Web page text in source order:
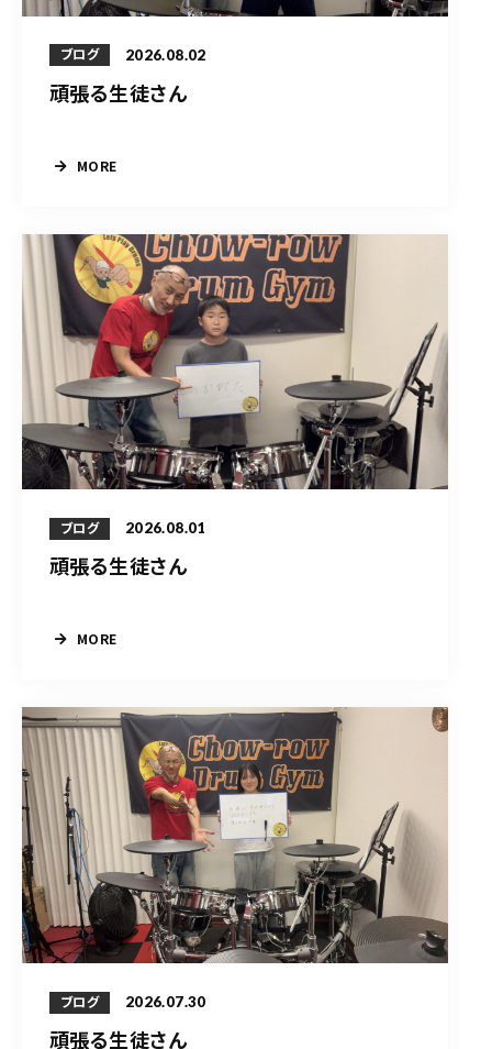
ブログ 2026.08.02
頑張る生徒さん
MORE
ブログ 2026.08.01
頑張る生徒さん
MORE
ブログ 2026.07.30
頑張る生徒さん